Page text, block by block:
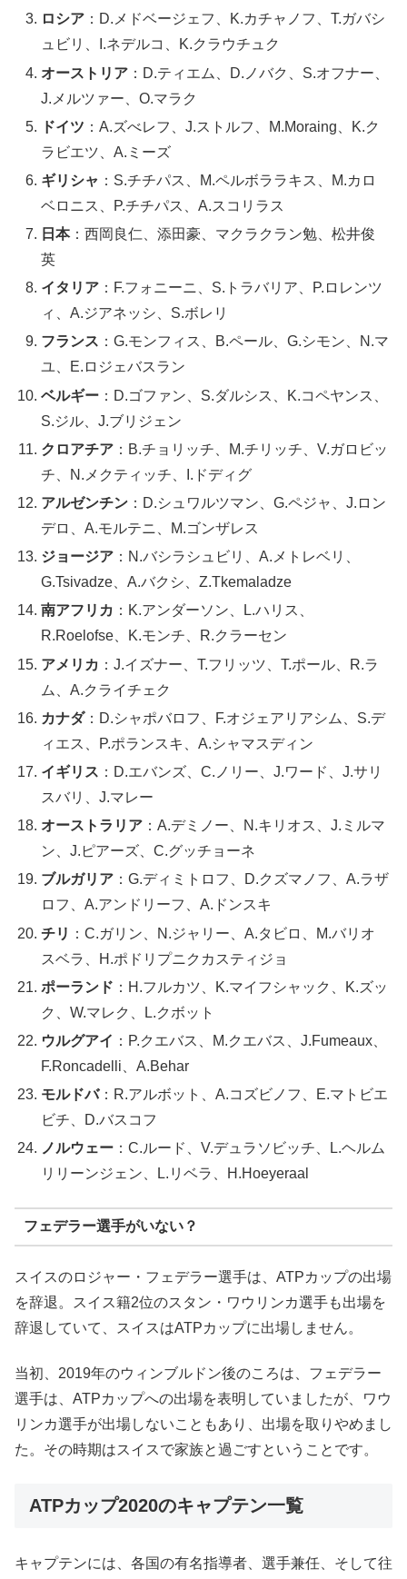
ロシア ：D.メドベージェフ、K.カチャノフ、T.ガバシ
ュビリ、I.ネデルコ、K.クラウチュク
オーストリア ：D.ティエム、D.ノバク、S.オフナー、
J.メルツァー、O.マラク
ドイツ ：A.ズべレフ、J.ストルフ、M.Moraing、K.ク
ラビエツ、A.ミーズ
ギリシャ ：S.チチパス、M.ペルボララキス、M.カロ
ベロニス、P.チチパス、A.スコリラス
日本：西岡良仁、添田豪、マクラクラン勉、松井俊
英
イタリア ：F.フォニーニ、S.トラバリア、P.ロレンツ
ィ、A.ジアネッシ、S.ボレリ
フランス ：G.モンフィス、B.ペール、G.シモン、N.マ
ユ、E.ロジェバスラン
ベルギー ：D.ゴファン、S.ダルシス、K.コペヤンス、
S.ジル、J.ブリジェン
クロアチア ：B.チョリッチ、M.チリッチ、V.ガロビッ
チ、N.メクティッチ、I.ドディグ
アルゼンチン ：D.シュワルツマン、G.ペジャ、J.ロン
デロ、A.モルテニ、M.ゴンザレス
ジョージア ：N.バシラシュビリ、A.メトレベリ、
G.Tsivadze、A.バクシ、Z.Tkemaladze
南アフリカ ：K.アンダーソン、L.ハリス、
R.Roelofse、K.モンチ、R.クラーセン
アメリカ ：J.イズナー、T.フリッツ、T.ポール、R.ラ
ム、A.クライチェク
カナダ：D.シャポバロフ、F.オジェアリアシム、S.デ
ィエス、P.ポランスキ、A.シャマスディン
イギリス ：D.エバンズ、C.ノリー、J.ワード、J.サリ
スバリ、J.マレー
オーストラリア ：A.デミノー、N.キリオス、J.ミルマ
ン、J.ピアーズ、C.グッチョーネ
ブルガリア ：G.ディミトロフ、D.クズマノフ、A.ラザ
ロフ、A.アンドリーフ、A.ドンスキ
チリ ：C.ガリン、N.ジャリー、A.タビロ、M.バリオ
スベラ、H.ポドリプニクカスティジョ
ポーランド ：H.フルカツ、K.マイフシャック、K.ズッ
ク、W.マレク、L.クボット
ウルグアイ ：P.クエバス、M.クエバス、J.Fumeaux、
F.Roncadelli、A.Behar
モルドバ：R.アルボット、A.コズビノフ、E.マトビエ
ビチ、D.バスコフ
ノルウェー ：C.ルード、V.デュラソビッチ、L.ヘルム
リリーンジェン、L.リベラ、H.Hoeyeraal
フェデラー選手がいない？
スイスのロジャー・フェデラー選手は、ATPカップの出場
を辞退。スイス籍2位のスタン・ワウリンカ選手も出場を
辞退していて、スイスはATPカップに出場しません。
当初、2019年のウィンブルドン後のころは、フェデラー
選手は、ATPカップへの出場を表明していましたが、ワウ
リンカ選手が出場しないこともあり、出場を取りやめまし
た。その時期はスイスで家族と過ごすということです。
ATPカップ2020のキャプテン一覧
キャプテンには、各国の有名指導者、選手兼任、そして往